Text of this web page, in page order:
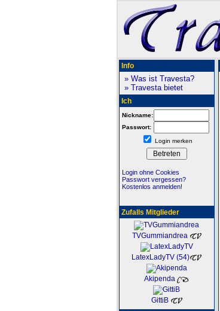
Info
» Was ist Travesta?
» Travesta bietet
Ich
Nickname:
Passwort:
Login merken
Login ohne Cookies
Passwort vergessen?
Kostenlos anmelden!
Zufalls Mitglieder
TVGummiandrea
LatexLadyTV (54)
Akipenda
GittiB